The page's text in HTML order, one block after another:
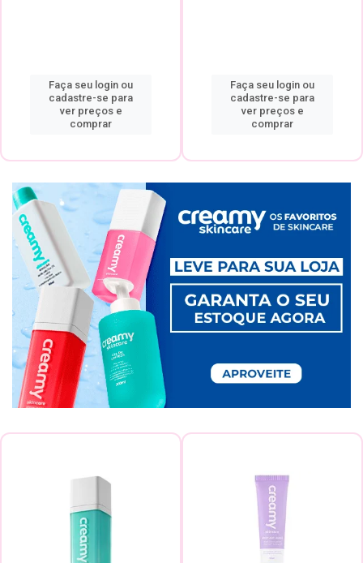
Faça seu login ou
cadastre-se para
ver preços e
comprar
Faça seu login ou
cadastre-se para
ver preços e
comprar